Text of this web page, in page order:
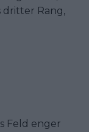
dritter Rang,
Feld enger